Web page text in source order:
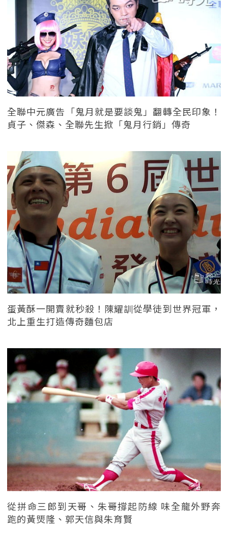
全聯中元廣告「鬼月就是要談鬼」翻轉全民印象！
貞子、傑森、全聯先生掀「鬼月行銷」傳奇
蛋黃酥一開賣就秒殺！陳耀訓從學徒到世界冠軍，
北上重生打造傳奇麵包店
從拼命三郎到天哥、朱哥撐起防線 味全龍外野奔
跑的黃煚隆、郭天信與朱育賢